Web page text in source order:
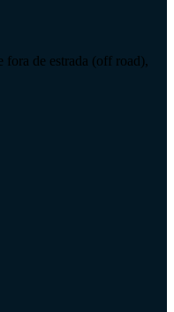
fora de estrada (off road),